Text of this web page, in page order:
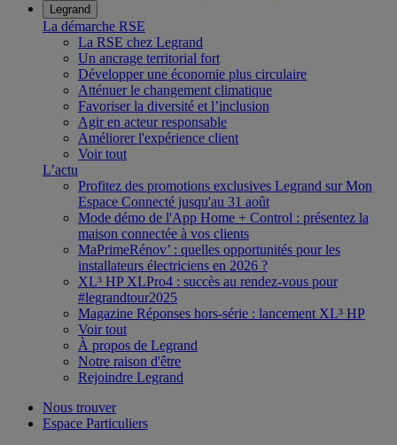
Legrand
La démarche RSE
La RSE chez Legrand
Un ancrage territorial fort
Développer une économie plus circulaire
Atténuer le changement climatique
Favoriser la diversité et l’inclusion
Agir en acteur responsable
Améliorer l'expérience client
Voir tout
L’actu
Profitez des promotions exclusives Legrand sur Mon
Espace Connecté jusqu'au 31 août
Mode démo de l'App Home + Control : présentez la
maison connectée à vos clients
MaPrimeRénov’ : quelles opportunités pour les
installateurs électriciens en 2026 ?
XL³ HP XLPro4 : succès au rendez-vous pour
#legrandtour2025
Magazine Réponses hors-série : lancement XL³ HP
Voir tout
À propos de Legrand
Notre raison d'être
Rejoindre Legrand
Nous trouver
Espace Particuliers